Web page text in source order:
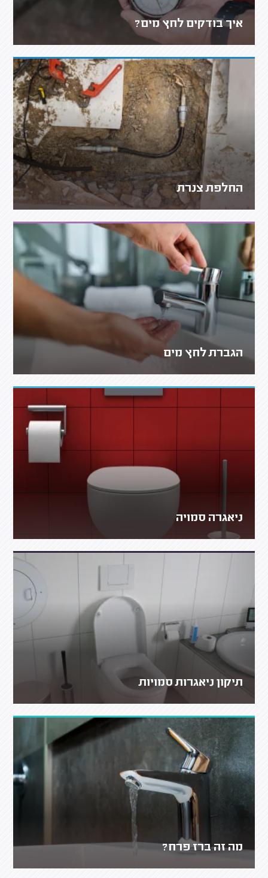
איך בודקים לחץ מים?
החלפת צנרת
הגברת לחץ מים
ניאגרה סמויה
תיקון ניאגרות סמויות
מה זה ברז פרח?